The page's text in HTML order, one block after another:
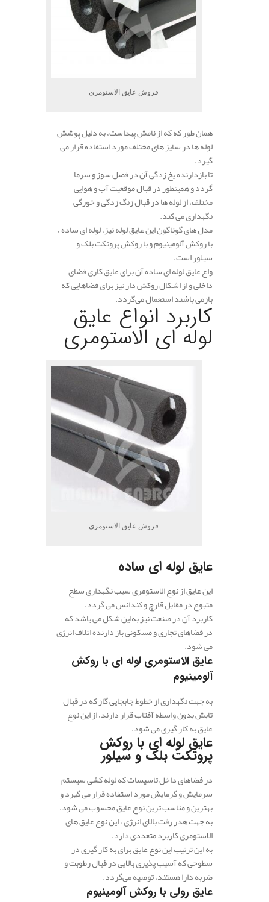
فروش عایق الاستومری
همان طور که که از نامش پیداست، به دلیل پوشش
لوله ها در سایز های مختلف مورد استفاده قرار می
گیرد.
تا بازدارنده یخ زدگی آن در فصل سوز و سرما
گردد و همینطور در قبال موقعیت آب و هوایی
مختلف، از لوله ها در قبال زنگ زدگی و خورگی
نگهداری می کند.
مدل های گوناگون این عایق لوله نیز، لوله ای ساده ،
با روکش آلومینیوم و با روکش پروتکت بلک و
سیلور است.
واع عایق لوله ای ساده آن برای عایق کاری فضای
داخلی و از اشکال روکش دار نیز برای فضاهایی که
بازمی باشند استعمال می‌گردد.
کاربرد انواع عایق
لوله ای الاستومری
فروش عایق الاستومری
عایق لوله ای ساده
این عایق از نوع الاستومری سبب نگهداری سطح
متبوع در مقابل قارچ و کندانس می گردد.
کاربرد آن در صنعت نیز به‌این شکل می باشد که
در فضاهای تجاری و مسکونی باز دارنده اتلاف انرژی
می شود.
عایق الاستومری لوله ای با روکش
آلومینیوم
به جهت نگهداری از خطوط جابجایی گاز که در قبال
تابش بدون واسطه آفتاب قرار دارند، از این نوع
عایق به کار گیری می شود.
عایق لوله ای با روکش
پروتکت بلک و سیلور
در فضاهای داخل تاسیسات که لوله کشی سیستم
سرمایش و گرمایش مورد استفاده قرار می گیرد و
بهترین و مناسب ترین نوع عایق محسوب می شود.
به جهت هدر رفت بالای انرژی ، این نوع عایق های
الاستومری کاربرد متعددی دارد.
به این ترتیب این نوع عایق برای به کار گیری در
سطوحی که آسیب پذیری بالایی در قبال رطوبت و
ضربه دارا هستند، توصیه می‌گردد.
عایق رولی با روکش آلومینیوم